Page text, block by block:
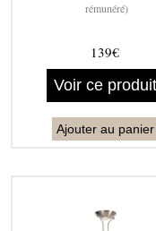
rémunéré)
139€
Voir ce produit
Ajouter au panier